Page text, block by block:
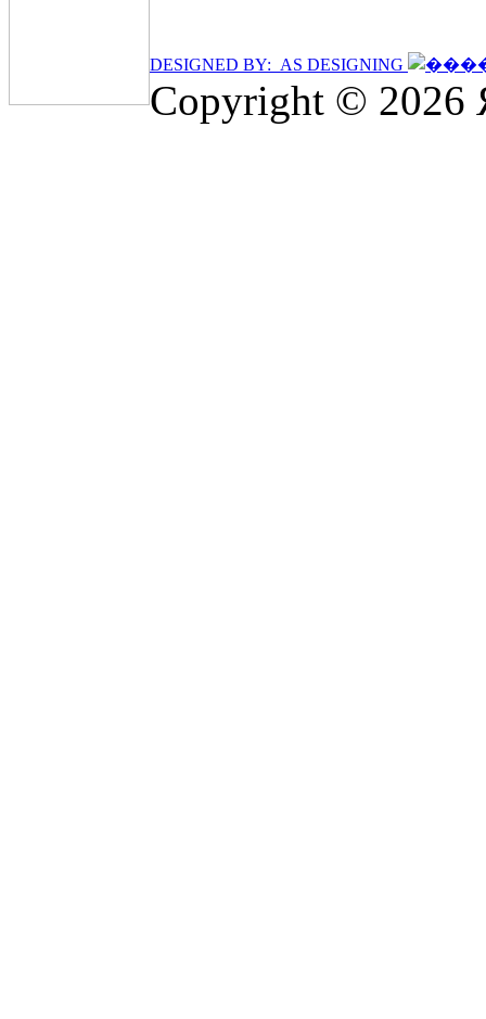
DESIGNED BY: AS DESIGNING
Copyright © 2026